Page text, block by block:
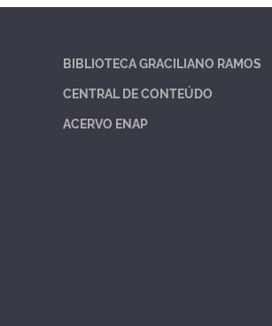
BIBLIOTECA GRACILIANO RAMOS
CENTRAL DE CONTEÚDO
ACERVO ENAP